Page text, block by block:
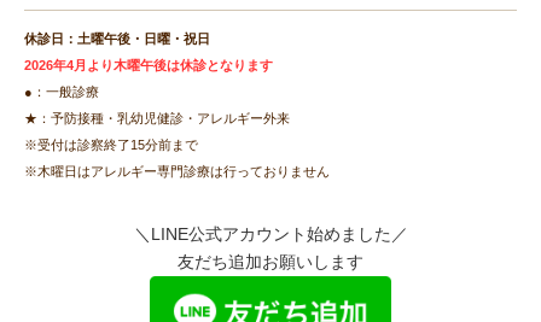
休診日：土曜午後・日曜・祝日
2026年4月より木曜午後は休診となります
●：一般診療
★：予防接種・乳幼児健診・アレルギー外来
※受付は診察終了15分前まで
※木曜日はアレルギー専門診療は行っておりません
＼LINE公式アカウント始めました／
友だち追加お願いします